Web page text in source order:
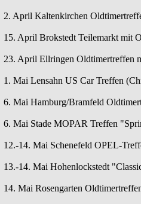
2. April Kaltenkirchen
15. April Brokstedt Teilemarkt mit
23. April Ellringen Oldtimertreffen
1. Mai Lensahn US Car Treffen
6. Mai Hamburg/Bramfeld
6. Mai Stade MOPAR Treffen
12.-14. Mai Schenefeld OPEL-
13.-14. Mai Hohenlockstedt
14. Mai Rosengarten